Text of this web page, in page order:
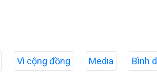
Vì cộng đồng Media Bình